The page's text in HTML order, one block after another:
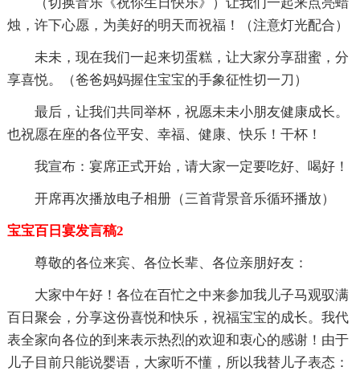
烛，许下心愿，为美好的明天而祝福！（注意灯光配合）
未未，现在我们一起来切蛋糕，让大家分享甜蜜，分
享喜悦。（爸爸妈妈握住宝宝的手象征性切一刀）
最后，让我们共同举杯，祝愿未未小朋友健康成长。
也祝愿在座的各位平安、幸福、健康、快乐！干杯！
我宣布：宴席正式开始，请大家一定要吃好、喝好！
开席再次播放电子相册（三首背景音乐循环播放）
宝宝百日宴发言稿2
尊敬的各位来宾、各位长辈、各位亲朋好友：
大家中午好！各位在百忙之中来参加我儿子马观驭满
百日聚会，分享这份喜悦和快乐，祝福宝宝的成长。我代
表全家向各位的到来表示热烈的欢迎和衷心的感谢！由于
儿子目前只能说婴语，大家听不懂，所以我替儿子表态：